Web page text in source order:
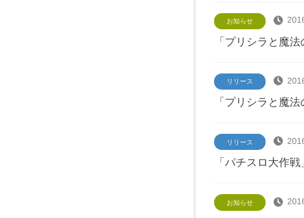
お知らせ
「プリシラと魔
リリース
「プリシラと魔
リリース
「パチスロ大作
お知らせ